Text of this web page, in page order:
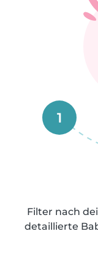
1
Filter nach
detaillierte